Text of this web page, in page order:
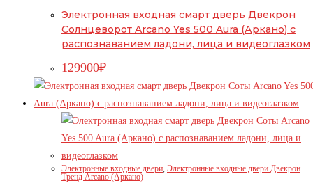
Электронная входная смарт дверь Двекрон
Солнцеворот Arcano Yes 500 Aura (Аркано) с
распознаванием ладони, лица и видеоглазком
129900₽
Электронные входные двери Электронные входные двери Двекрон
Тренд Arcano (Аркано)